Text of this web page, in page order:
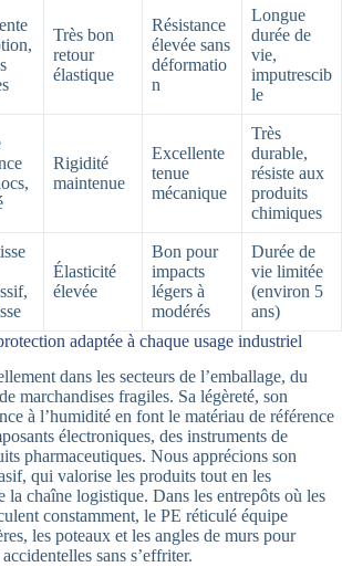
Très bon
retour
élastique
Résistance
élevée sans
déformatio
n
Longue
durée de
vie,
imputrescib
le
Rigidité
maintenue
Excellente
tenue
mécanique
Très
durable,
résiste aux
produits
chimiques
Élasticité
élevée
Bon pour
impacts
légers à
modérés
Durée de
vie limitée
(environ 5
ans)
adaptée à chaque usage industriel
dans les secteurs de l’emballage, du
marchandises fragiles. Sa légèreté, son
à l’humidité en font le matériau de référence
électroniques, des instruments de
pharmaceutiques. Nous apprécions son
qui valorise les produits tout en les
la chaîne logistique. Dans les entrepôts où les
constamment, le PE réticulé équipe
les poteaux et les angles de murs pour
sans s’effriter.